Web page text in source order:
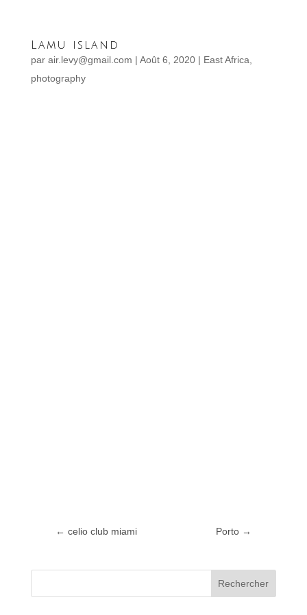
Lamu island
par air.levy@gmail.com | Août 6, 2020| East Africa
photography
← celio club miami Porto →